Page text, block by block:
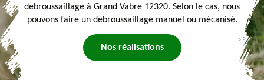
debroussaillage à Grand Vabre 12320. Selon le cas, nous
pouvons faire un debroussaillage manuel ou mécanisé.
Nos réalisations